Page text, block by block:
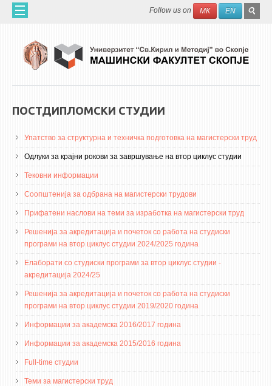
Skip to main content Search
Follow us on МК EN
ЗА НАС
60 ГОДИНИ МФ
ЗА ФАКУЛТЕТОТ
НАУЧНА ДЕЈНОСТ
МАШИНСКО ИНЖЕНЕРСТВО - НАУЧНО СПИСАНИЕ
АПЛИКАТИВНА ДЕЈНОСТ
МЕЃУНАРОДНА СОРАБОТКА
ERASMUS+
QIM-SEE
3DFindIT
WATERBRIDGING
CIRASIM
ENERGET
AIR QUALITY MODELLING
АКТИ
ПОСТДИПЛОМСКИ СТУДИИ
Упатство за структурна и техничка подготовка на магистерски труд
Одлуки за крајни рокови за завршување на втор циклус студии
Тековни информации
Соопштенија за одбрана на магистерски трудови
Прифатени наслови на теми за изработка на магистерски труд
Решенија за акредитација и почеток со работа на студиски
програми на втор циклус студии 2024/2025 година
Елаборати со студиски програми за втор циклус студии -
акредитација 2024/25
Решенија за акредитација и почеток со работа на студиски
програми на втор циклус студии 2019/2020 година
Информации за академска 2016/2017 година
Информации за академска 2015/2016 година
Full-time студии
Теми за магистерски труд